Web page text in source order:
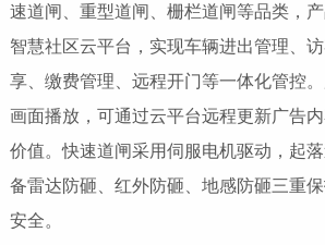
速道闸、重型道闸、栅栏道闸等品类，产
智慧社区云平台，实现车辆进出管理、
享、缴费管理、远程开门等一体化管控
画面播放，可通过云平台远程更新广告
价值。快速道闸采用伺服电机驱动，起
备雷达防砸、红外防砸、地感防砸三重
安全。